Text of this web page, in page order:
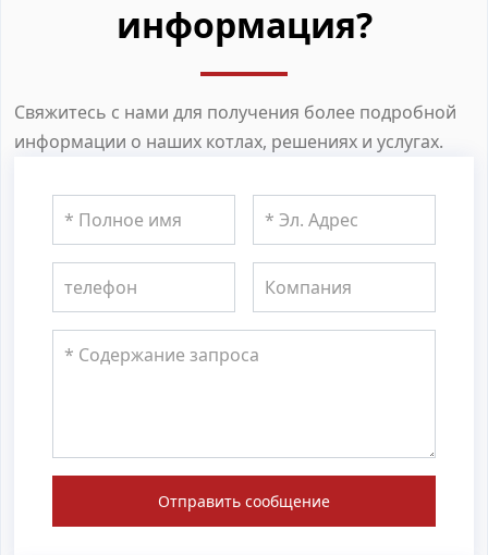
информация?
Свяжитесь с нами для получения более подробной
информации о наших котлах, решениях и услугах.
Отправить сообщение